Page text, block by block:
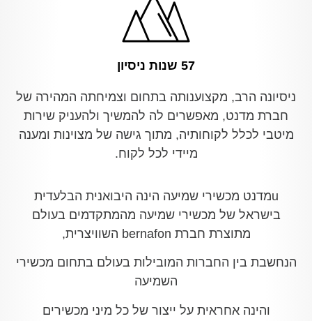
57 שנות ניסיון
ניסיונה הרב, מקצוענותה בתחום וצמיחתה המהירה של
חברת מדנט, מאפשרים לה להמשיך ולהעניק שירות
מיטבי לכלל לקוחותיה, מתוך גישה של מצוינות ומענה
מיידי לכל לקוח.
uמדנט מכשירי שמיעה הינה היבואנית הבלעדית
בישראל של מכשירי שמיעה מהמתקדמים בעולם
מתוצרת חברת bernafon השוויצרית,
הנחשבת בין החברות המובילות בעולם בתחום מכשירי
השמיעה
והינה אחראית על ייצור של כל מיני מכשירים